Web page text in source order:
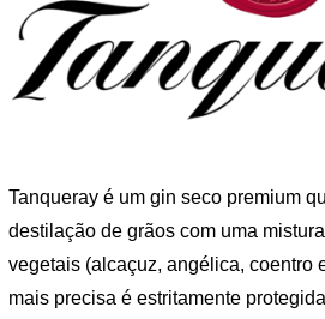
Tanqueray é um gin seco premium
destilação de grãos com uma
vegetais (alcaçuz, angélica, coentro
mais precisa é estritamente